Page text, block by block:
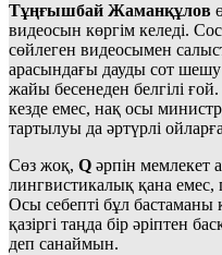
Тұңғышбай Жаманқұлов
видеосын көргім келеді.
сөйлеген видеосымен
арасындағы дауды сот шешу
жайы бесенеден белгілі ғой.
кезде емес, нақ осы
тартылуы да әртүрлі
Сөз жоқ, Q әрпін мемлекет
лингвистикалық қана емес,
Осы себепті бұл бастаманы
қазіргі таңда бір әріптен
деп санаймын.